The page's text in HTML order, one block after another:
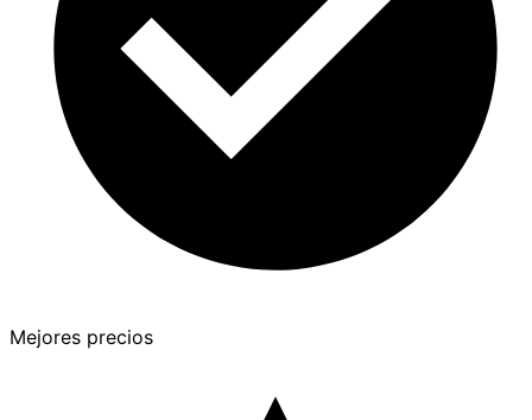
Mejores precios